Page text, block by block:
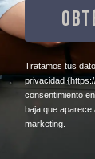
​Tratamos tus
privacidad
consentimiento
baja que aparece
marketing.